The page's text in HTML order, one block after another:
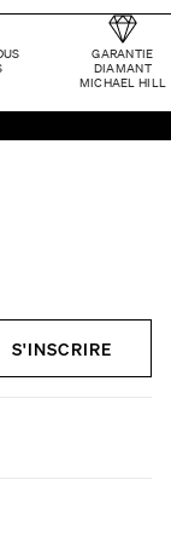
GARANTIE
DIAMANT
MICHAEL HILL
S'INSCRIRE